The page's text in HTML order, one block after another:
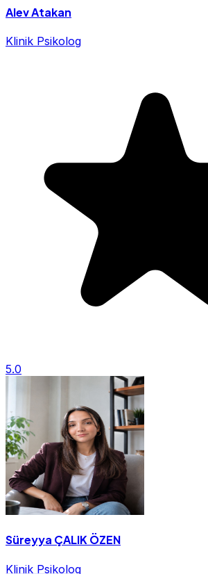
Alev Atakan
Klinik Psikolog
5.0
Süreyya ÇALIK ÖZEN
Klinik Psikolog